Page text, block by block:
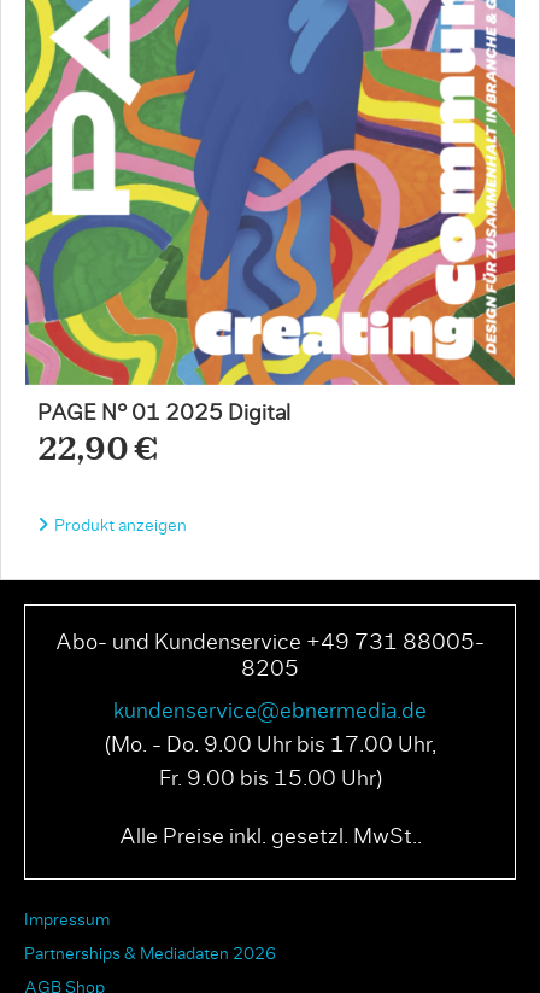
PAGE N° 01 2025 Digital
22,90 €
Produkt anzeigen
Abo- und Kundenservice +49 731 88005-
8205
kundenservice@ebnermedia.de
(Mo. - Do. 9.00 Uhr bis 17.00 Uhr,
Fr. 9.00 bis 15.00 Uhr)
Alle Preise inkl. gesetzl. MwSt..
Impressum
Partnerships & Mediadaten 2026
AGB Shop